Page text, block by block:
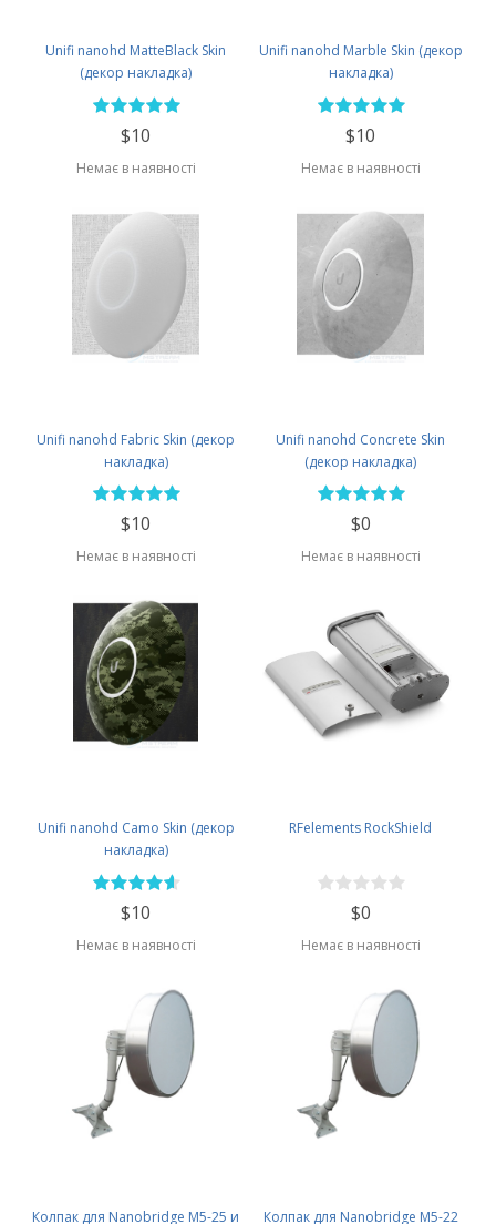
Unifi nanohd MatteBlack Skin
(декор накладка)
$10
Немає в наявності
Unifi nanohd Marble Skin (декор
накладка)
$10
Немає в наявності
Unifi nanohd Fabric Skin (декор
накладка)
$10
Немає в наявності
Unifi nanohd Concrete Skin
(декор накладка)
$0
Немає в наявності
Unifi nanohd Camo Skin (декор
накладка)
$10
Немає в наявності
RFelements RockShield
$0
Немає в наявності
Колпак для Nanobridge M5-25 и Колпак для Nanobridge M5-22